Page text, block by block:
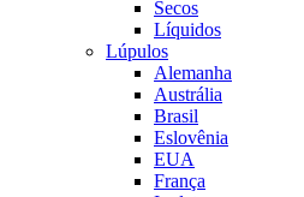
Secos
Líquidos
Lúpulos
Alemanha
Austrália
Brasil
Eslovênia
EUA
França